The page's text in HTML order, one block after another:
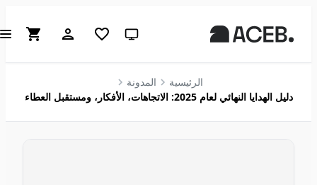
سمة النظام (انقر للفاتحة)
الرئيسية
المدونة
دليل الهدايا النهائي لعام 2025: الاتجاهات، الأفكار، ومستقبل العطاء